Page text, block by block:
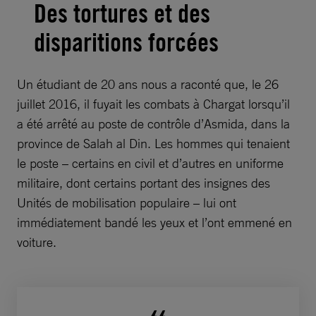
Des tortures et des
disparitions forcées
Un étudiant de 20 ans nous a raconté que, le 26
juillet 2016, il fuyait les combats à Chargat lorsqu’il
a été arrêté au poste de contrôle d’Asmida, dans la
province de Salah al Din. Les hommes qui tenaient
le poste – certains en civil et d’autres en uniforme
militaire, dont certains portant des insignes des
Unités de mobilisation populaire – lui ont
immédiatement bandé les yeux et l’ont emmené en
voiture.